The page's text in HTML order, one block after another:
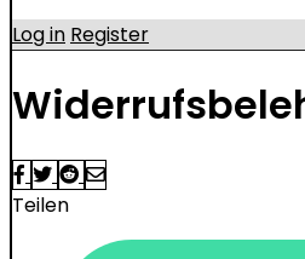
Log in Register
Teilen